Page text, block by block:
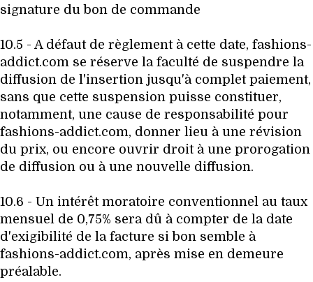
signature du bon de commande
10.5 - A défaut de règlement à cette date, fashions-
addict.com se réserve la faculté de suspendre la
diffusion de l'insertion jusqu'à complet paiement,
sans que cette suspension puisse constituer,
notamment, une cause de responsabilité pour
fashions-addict.com, donner lieu à une révision
du prix, ou encore ouvrir droit à une prorogation
de diffusion ou à une nouvelle diffusion.
10.6 - Un intérêt moratoire conventionnel au taux
mensuel de 0,75% sera dû à compter de la date
d'exigibilité de la facture si bon semble à
fashions-addict.com, après mise en demeure
préalable.